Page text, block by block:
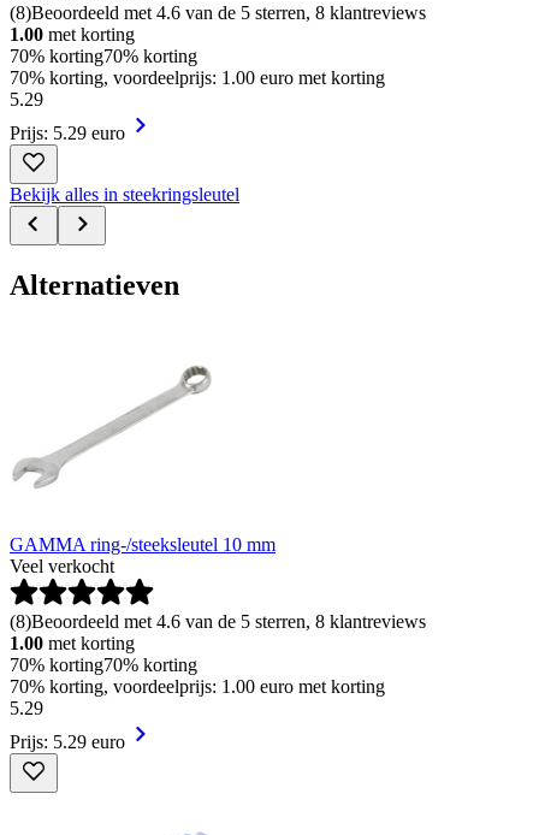
(8)Beoordeeld met 4.6 van de 5 sterren, 8 klantreviews
1.00 met korting
70% korting70% korting
70% korting, voordeelprijs: 1.00 euro met korting
5.29
Prijs: 5.29 euro
Bekijk alles in steekringsleutel
Alternatieven
GAMMA ring-/steeksleutel 10 mm
Veel verkocht
(8)Beoordeeld met 4.6 van de 5 sterren, 8 klantreviews
1.00 met korting
70% korting70% korting
70% korting, voordeelprijs: 1.00 euro met korting
5.29
Prijs: 5.29 euro